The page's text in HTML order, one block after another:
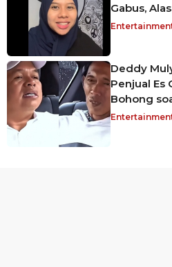
Gabus,
Deddy
Penjual Es
Bohong